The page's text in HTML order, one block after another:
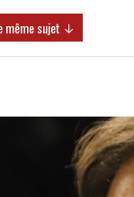
même sujet ↓